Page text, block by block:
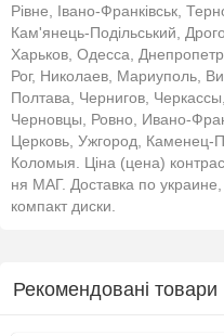
Рівне, Івано-Франківськ,
Кам'янець-Подільський,
Харьков, Одесса,
Рог, Николаев, Мариуполь,
Полтава, Чернигов,
Черновцы, Ровно, Ивано-
Церковь, Ужгород, Каменец-
Коломыя. Ціна (цена)
ня МАГ. Доставка по украине,
компакт диски.
Рекомендовані товари